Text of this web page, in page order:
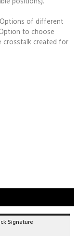
of different
to choose
crosstalk created for
Signature